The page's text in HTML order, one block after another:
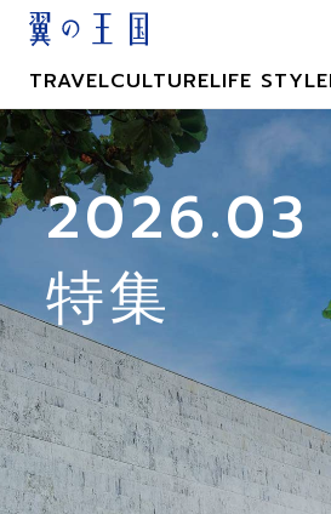
ン
テ
ン
ツ
キ
ッ
プ
TRAVELCULTURELIFE STYLE
2026.03
特集